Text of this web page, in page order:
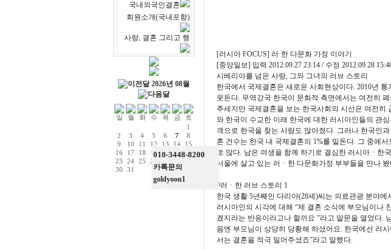
국내외국인결혼
회원소개(국내포함)
사랑, 결혼 그리고 행
010-3448-8200
카톡문의
goldyoon1
2026년 08월
1
2
3 4 5 6 7
8
9
10 11 12 13 14
15
16
17 18 19 20 21
22
23
24 25 26
30
31
[러시아 FOCUS] 러·한 다문화 가정 이야기
[중앙일보] 입력 2012.09.27 23:14 / 수정 2012.09.28
시베리아를 넘은 사랑, 그와 그녀의 러브 스토리
한국에서 국제결혼은 새로운 사회현상이다. 2010년
웃돈다. 무역강국 한국이 문화적 측면에서는 여전히
추세지만 국제결혼을 보는 한국사회의 시선은 여전히
와 한국이 수교한 이래 한국에 대한 러시아인들의 관
객으로 한국을 찾는 사람도 많아졌다. 그러나 한국인
혼 건수는 한국 내 국제결혼의 1%를 밑돈다. 그 중에
로 많다. 남은 여생을 함께 하기로 결심한 러시아ㆍ한
서울에 살고 있는 러ㆍ한 다문화가정 부부들을 만나 봤
#러ㆍ한 러브 스토리 1
한국 생활 5년째인 다리아(28세)씨는 의료관광 분야
러시아인의 시각에 대해 “제 결혼 소식에 부모님이나
겠지라는 반응이라고나 할까요 ”라고 말문을 열었다.
음엔 부모님이 상당히 당황해 하셨어요. 한국에선 러
서는 결혼을 적극 밀어주셨죠”라고 말했다.